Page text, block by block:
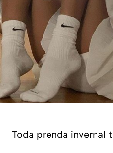
Toda prenda invernal